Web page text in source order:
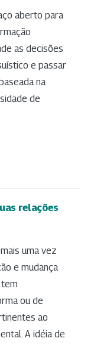
aberto para
as decisões
e passar
na
de
relações
uma vez
e mudança
ou de
ao
A idéia de